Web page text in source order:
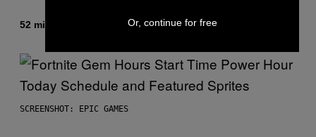
52 minutes ago Luis Prada
SCREENSHOT: EPIC GAMES
Or, continue for free